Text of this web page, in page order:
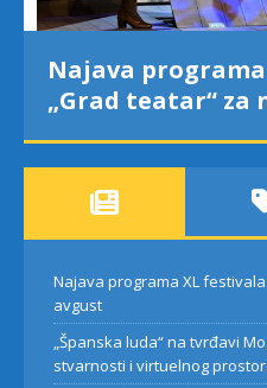
Najava
„Grad teatar“ za
Najava programa XL
avgust
„Španska luda“ na tvrđavi
stvarnosti i virtuelnog